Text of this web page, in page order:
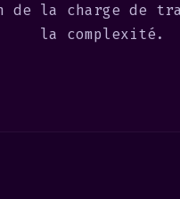
de la charge de
la complexité.